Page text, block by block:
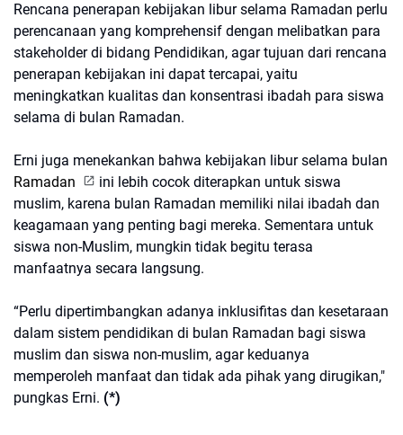
Rencana penerapan kebijakan libur selama Ramadan perlu
perencanaan yang komprehensif dengan melibatkan para
stakeholder di bidang Pendidikan, agar tujuan dari rencana
penerapan kebijakan ini dapat tercapai, yaitu
meningkatkan kualitas dan konsentrasi ibadah para siswa
selama di bulan Ramadan.
Erni juga menekankan bahwa kebijakan libur selama bulan
Ramadan
ini lebih cocok diterapkan untuk siswa
muslim, karena bulan Ramadan memiliki nilai ibadah dan
keagamaan yang penting bagi mereka. Sementara untuk
siswa non-Muslim, mungkin tidak begitu terasa
manfaatnya secara langsung.
“Perlu dipertimbangkan adanya inklusifitas dan kesetaraan
dalam sistem pendidikan di bulan Ramadan bagi siswa
muslim dan siswa non-muslim, agar keduanya
memperoleh manfaat dan tidak ada pihak yang dirugikan,"
pungkas Erni. (*)